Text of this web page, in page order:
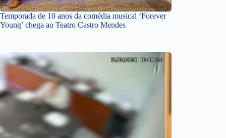
Temporada de 10 anos da comédia musical ‘Forever
Young’ chega ao Teatro Castro Mendes